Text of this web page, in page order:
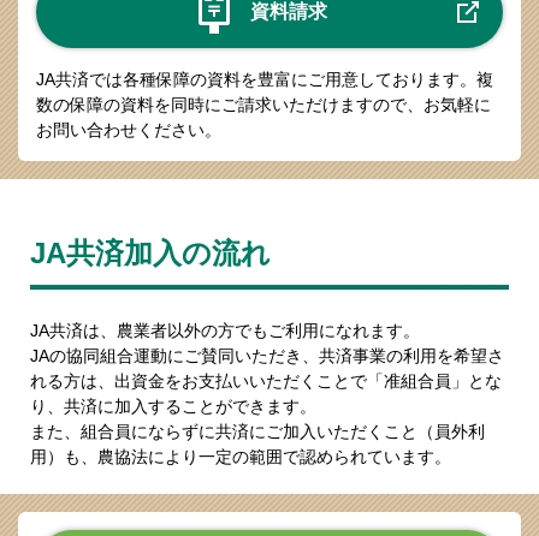
資料請求
JA共済では各種保障の資料を豊富にご用意しております。 複
数の保障の資料を同時にご請求いただけますので、お気軽に
お問い合わせください。
JA共済加入の流れ
JA共済は、農業者以外の方でもご利用になれます。
JAの協同組合運動にご賛同いただき、共済事業の利用を希望さ
れる方は、出資金をお支払いいただくことで「准組合員」とな
り、共済に加入することができます。
また、組合員にならずに共済にご加入いただくこと（員外利
用）も、農協法により一定の範囲で認められています。